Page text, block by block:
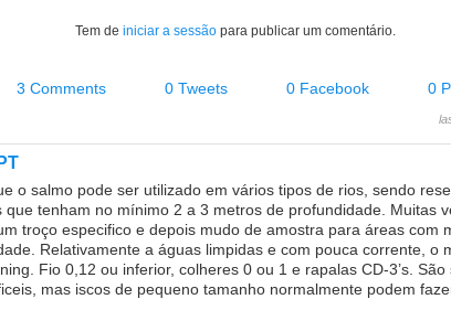
Tem de iniciar a sessão para publicar um comentário.
3 Comments 0 Tweets 0 Facebook 0
o salmo pode ser utilizado em vários tipos de rios, sendo
que tenham no mínimo 2 a 3 metros de profundidade. Muitas
troço especifico e depois mudo de amostra para áreas com
Relativamente a águas limpidas e com pouca corrente, o
Fio 0,12 ou inferior, colheres 0 ou 1 e rapalas CD-3’s.
mas iscos de pequeno tamanho normalmente podem